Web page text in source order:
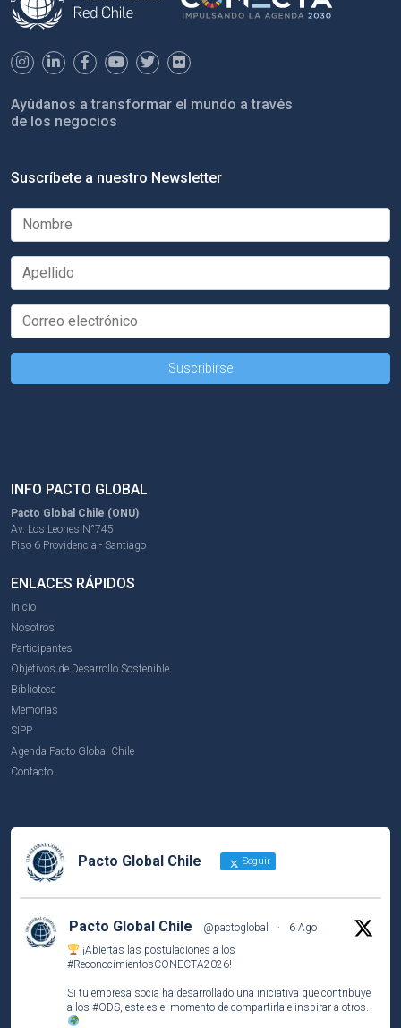
Ayúdanos a transformar el mundo a través
de los negocios
Suscríbete a nuestro Newsletter
INFO PACTO GLOBAL
Pacto Global Chile (ONU)
Av. Los Leones N°745
Piso 6 Providencia - Santiago
ENLACES RÁPIDOS
Inicio
Nosotros
Participantes
Objetivos de Desarrollo Sostenible
Biblioteca
Memorias
SIPP
Agenda Pacto Global Chile
Contacto
Pacto Global Chile Seguir
Pacto Global Chile @pactoglobal ·
6 Ago
¡Abiertas las postulaciones a los
#ReconocimientosCONECTA2026!
Si tu empresa socia ha desarrollado una iniciativa que contribuye
a los #ODS, este es el momento de compartirla e inspirar a otros.